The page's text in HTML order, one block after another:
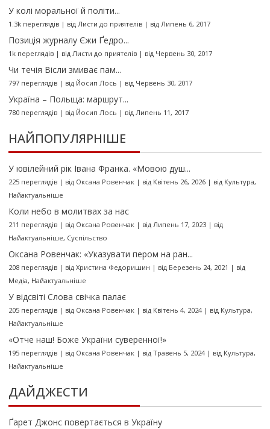
У колі моральної й політи...
1.3k переглядів| від Листи до приятелів| від Липень 6, 2017
Позиція журналу Єжи Ґедро...
1k переглядів| від Листи до приятелів| від Червень 30, 2017
Чи течія Вісли змиває пам...
797 переглядів| від Йосип Лось | від Червень 30, 2017
Україна – Польща: маршрут...
780 переглядів| від Йосип Лось | від Липень 11, 2017
НАЙПОПУЛЯРНІШЕ
У ювілейний рік Івана Франка. «Мовою душ...
225 переглядів| від Оксана Ровенчак| від Квітень 26, 2026| від Культура,
Найактуальніше
Коли небо в молитвах за нас
211 переглядів| від Оксана Ровенчак| від Липень 17, 2023| від
Найактуальніше, Суспільство
Оксана Ровенчак: «Указувати пером на ран...
208 переглядів| від Христина Федоришин | від Березень 24, 2021 | від
Медіа, Найактуальніше
У відсвіті Слова свічка палає
205 переглядів| від Оксана Ровенчак| від Квітень 4, 2024| від Культура,
Найактуальніше
«Отче наш! Боже України суверенної!»
195 переглядів| від Оксана Ровенчак| від Травень 5, 2024| від Культура,
Найактуальніше
ДАЙДЖЕСТИ
Ґарет Джонс повертається в Україну